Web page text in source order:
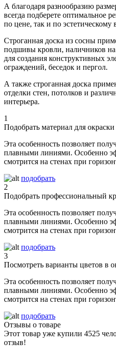
А благодаря разнообразию
всегда подберете оптимальное
по цене, так и по эстетическому
Строганная доска из сосны
подшивы кровли, наличников
для создания конструктивных
ограждений, беседок и пергол.
А также строганная доска
отделки стен, потолков и
интерьера.
1
Подобрать материал для окраски
Эта особенность позволяет
плавными линиями. Особенно
смотрится на стенах при
подобрать
2
Подобрать профессиональный
Эта особенность позволяет
плавными линиями. Особенно
смотрится на стенах при
подобрать
3
Посмотреть варианты цветов в
Эта особенность позволяет
плавными линиями. Особенно
смотрится на стенах при
подобрать
Отзывы о товаре
Этот товар уже купили 4525
отзыв!